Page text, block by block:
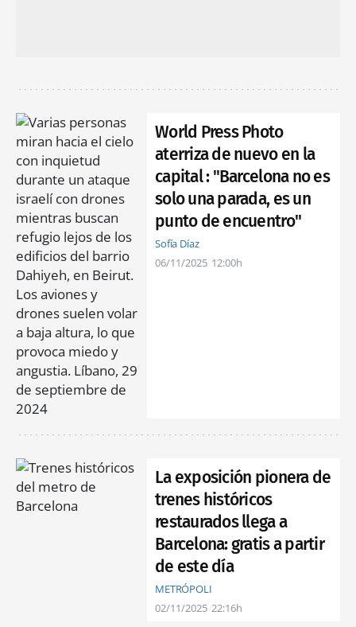
World Press Photo
aterriza de nuevo en la
capital : "Barcelona no es
solo una parada, es un
punto de encuentro"
Sofía Díaz
06/11/2025 12:00h
La exposición pionera de
trenes históricos
restaurados llega a
Barcelona: gratis a partir
de este día
METRÓPOLI
02/11/2025 22:16h